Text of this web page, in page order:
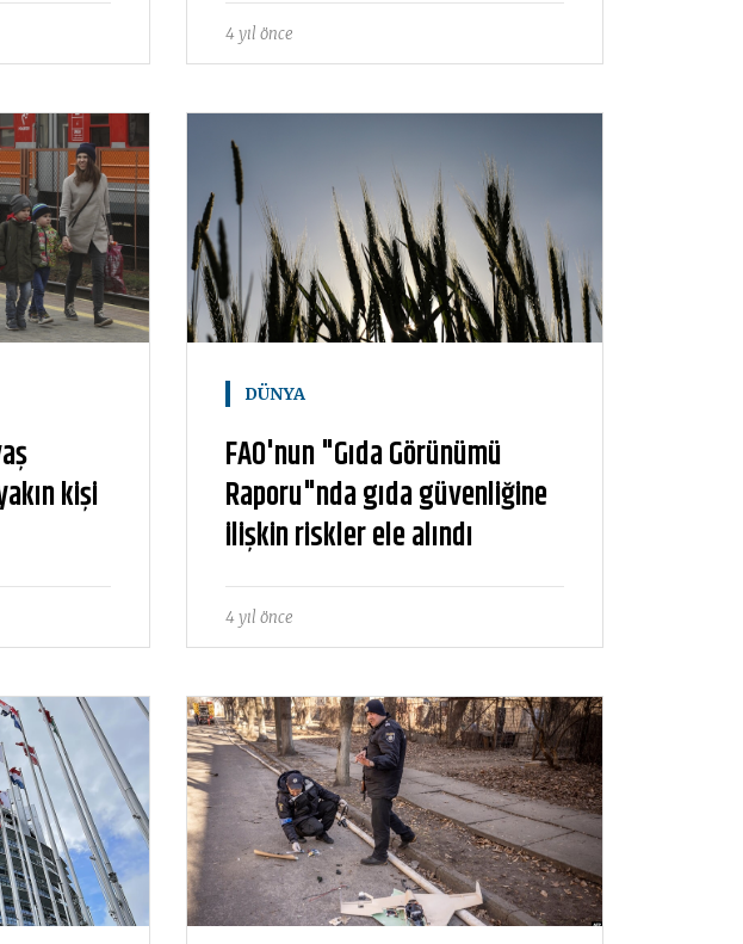
4 yıl önce
kişi
DÜNYA
FAO'nun "Gıda Görünümü
Raporu"nda gıda güvenliğine
ilişkin riskler ele alındı
4 yıl önce